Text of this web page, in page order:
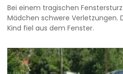
Bei einem tragischen
Mädchen schwere Verletzungen.
Kind fiel aus dem Fenster.